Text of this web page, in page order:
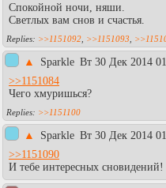
Спокойной ночи, няши.
Светлых вам снов и счастья.
>>1151092 >>1151093
▲ Sparkle Вт 30 Дек 2014
>>1151084
Чего хмуришься?
>>1151100
▲ Sparkle Вт 30 Дек 2014
>>1151090
И тебе интересных сновидений!